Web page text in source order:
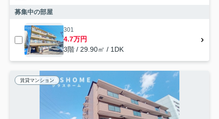
募集中の部屋
301
4.7万円
3階 / 29.90㎡ / 1DK
賃貸マンション